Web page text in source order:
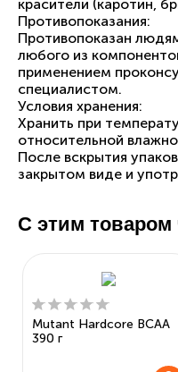
красители (каротин,
Противопоказания:
Противопоказан
любого из
применением
специалистом.
Условия хранения:
Хранить при
относительной
После вскрытия
закрытом виде и
С этим товаром
Mutant Hardcore BCAA
390 г